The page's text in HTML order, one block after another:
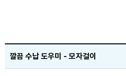
깔끔 수납 도우미 - 모자걸이